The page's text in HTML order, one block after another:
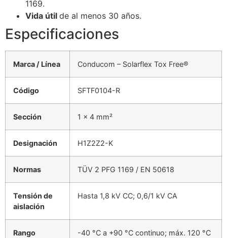
1169.
Vida útil de al menos 30 años.
Especificaciones
Marca / Línea Conducom – Solarflex Tox Free®
Código SFTF0104-R
Sección 1 × 4 mm²
Designación H1Z2Z2-K
Normas TÜV 2 PFG 1169 / EN 50618
Tensión de
aislación
Hasta 1,8 kV CC; 0,6/1 kV CA
Rango
-40 °C a +90 °C continuo; máx. 120 °C